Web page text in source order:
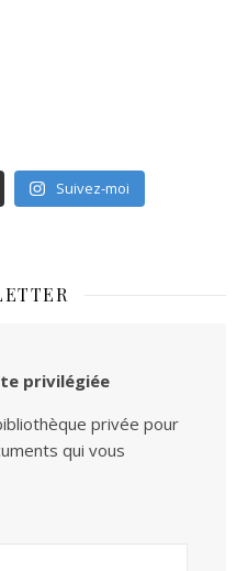
Suivez-moi
privilégiée
privée pour
qui vous